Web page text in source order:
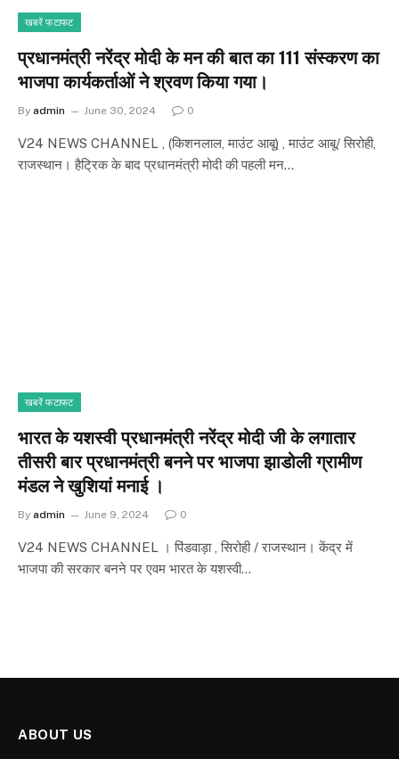
खबरें फटाफट
प्रधानमंत्री नरेंद्र मोदी के मन की बात का 111 संस्करण का
भाजपा कार्यकर्ताओं ने श्रवण किया गया।
By admin June 30, 2024 0
V24 NEWS CHANNEL , (किशनलाल, माउंट आबू) , माउंट आबू/ सिरोही,
राजस्थान। हैट्रिक के बाद प्रधानमंत्री मोदी की पहली मन…
खबरें फटाफट
भारत के यशस्वी प्रधानमंत्री नरेंद्र मोदी जी के लगातार
तीसरी बार प्रधानमंत्री बनने पर भाजपा झाडोली ग्रामीण
मंडल ने खुशियां मनाई ।
By admin June 9, 2024 0
V24 NEWS CHANNEL । पिंडवाड़ा , सिरोही / राजस्थान। केंद्र में
भाजपा की सरकार बनने पर एवम भारत के यशस्वी…
ABOUT US